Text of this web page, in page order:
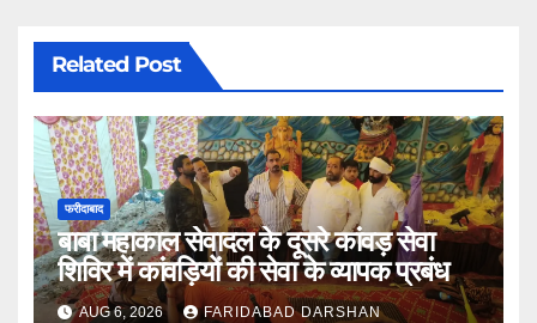
Related Post
फरीदाबाद
बाबा महाकाल सेवादल के दूसरे कांवड़ सेवा
शिविर में कांवड़ियों की सेवा के व्यापक प्रबंध
AUG 6, 2026 FARIDABAD DARSHAN